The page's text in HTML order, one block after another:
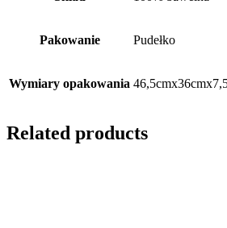
Pakowanie Pudełko
Wymiary opakowania
Related products